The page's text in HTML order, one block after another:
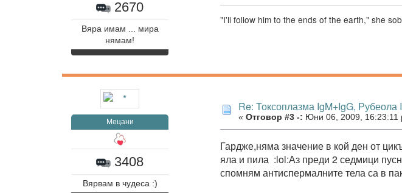
2670
Вяра имам ... мира
нямам!
"I'll follow him to the ends of the earth," she
Мецани
3408
Вярвам в чудеса :)
Re: Токсоплазма IgM+IgG,
« Отговор #3 -: Юни 06, 2009, 16:23:11
Гардже,няма значение в кой ден от
яла и пила :lol:Аз преди 2 седмици
спомням антиспермалните тела са в